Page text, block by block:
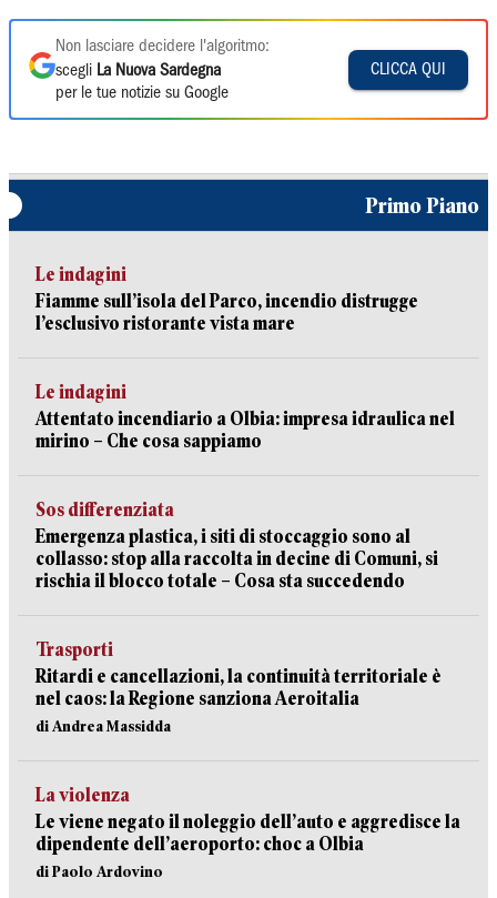
Non lasciare decidere l'algoritmo:
scegli La Nuova Sardegna
per le tue notizie su Google
CLICCA QUI
Primo Piano
Le indagini
Fiamme sull’isola del Parco, incendio distrugge
l’esclusivo ristorante vista mare
Le indagini
Attentato incendiario a Olbia: impresa idraulica nel
mirino – Che cosa sappiamo
Sos differenziata
Emergenza plastica, i siti di stoccaggio sono al
collasso: stop alla raccolta in decine di Comuni, si
rischia il blocco totale – Cosa sta succedendo
Trasporti
Ritardi e cancellazioni, la continuità territoriale è
nel caos: la Regione sanziona Aeroitalia
di Andrea Massidda
La violenza
Le viene negato il noleggio dell’auto e aggredisce la
dipendente dell’aeroporto: choc a Olbia
di Paolo Ardovino